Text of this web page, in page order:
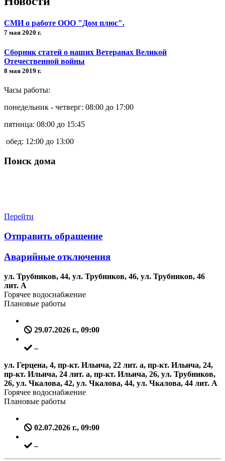
СМИ о работе ООО "Дом плюс".
7 мая 2020 г.
Сборник статей о наших Ветеранах Великой
Отечественной войны
8 мая 2019 г.
Часы работы:
понедельник - четверг: 08:00 до 17:00
пятница: 08:00 до 15:45
обед: 12:00 до 13:00
Поиск дома
Перейти
Отправить обращение
Аварийные отключения
ул. Трубников, 44, ул. Трубников, 46, ул. Трубников, 46
лит. А
Горячее водоснабжение
Плановые работы
29.07.2026 г., 09:00
–
ул. Герцена, 4, пр-кт. Ильича, 22 лит. а, пр-кт. Ильича, 24,
пр-кт. Ильича, 24 лит. а, пр-кт. Ильича, 26, ул. Трубников,
26, ул. Чкалова, 42, ул. Чкалова, 44, ул. Чкалова, 44 лит. А
Горячее водоснабжение
Плановые работы
02.07.2026 г., 09:00
–